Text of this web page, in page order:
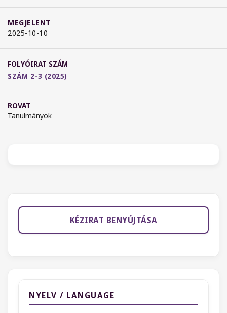
MEGJELENT
2025-10-10
FOLYÓIRAT SZÁM
SZÁM 2-3 (2025)
ROVAT
Tanulmányok
KÉZIRAT BENYÚJTÁSA
NYELV / LANGUAGE